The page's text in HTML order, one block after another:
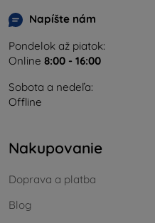
Napíšte nám
Pondelok až piatok:
Online 8:00 - 16:00
Sobota a nedeľa:
Offline
Nakupovanie
Doprava a platba
Blog